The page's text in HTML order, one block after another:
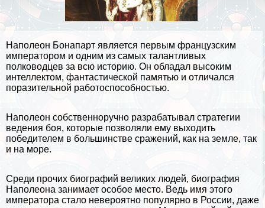
Наполеон Бонапарт является первым французским
императором и одним из самых талантливых
полководцев за всю историю. Он обладал высоким
интеллектом, фантастической памятью и отличался
поразительной работоспособностью.
Наполеон собственноручно разpaбатывал стратегии
ведения боя, которые позволяли ему выходить
победителем в большинстве сражений, как на земле, так
и на море.
Среди прочих биографий великих людей, биография
Наполеона занимает особое место. Ведь имя этого
императора стало невероятно популярно в России, даже